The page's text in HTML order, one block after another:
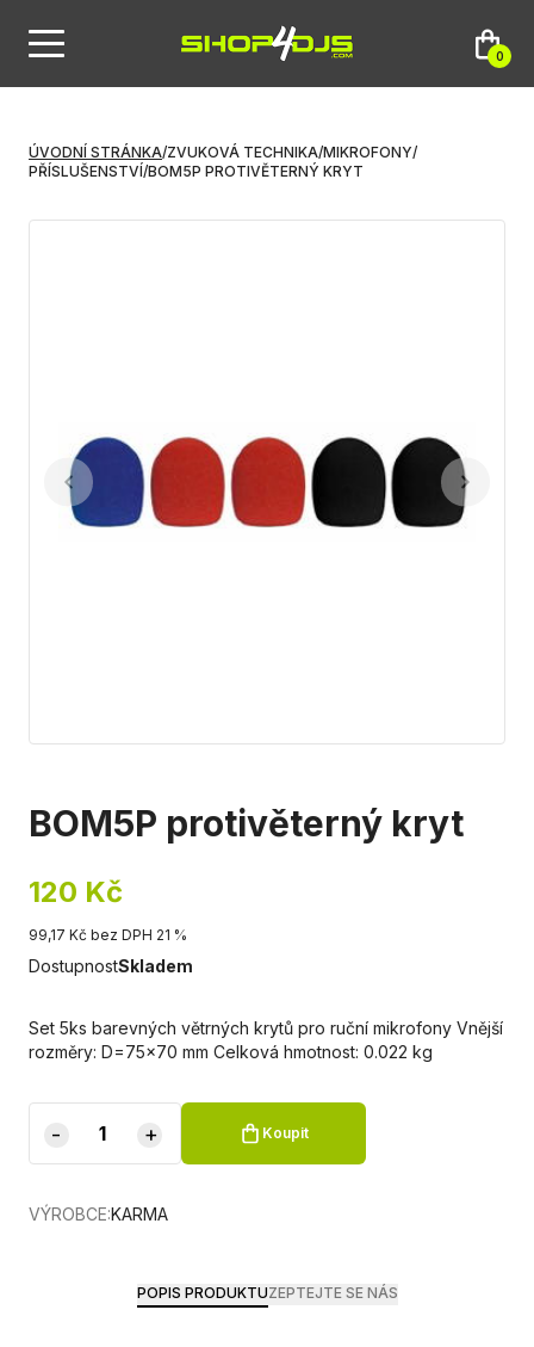
0
ÚVODNÍ STRÁNKA/ZVUKOVÁ TECHNIKA/MIKROFONY/
PŘÍSLUŠENSTVÍ/BOM5P PROTIVĚTERNÝ KRYT
BOM5P protivěterný kryt
120 Kč
99,17 Kč bez DPH 21 %
DostupnostSkladem
Set 5ks barevných větrných krytů pro ruční mikrofony Vnější
rozměry: D=75x70 mm Celková hmotnost: 0.022 kg
- + Koupit
VÝROBCE:KARMA
POPIS PRODUKTUZEPTEJTE SE NÁS